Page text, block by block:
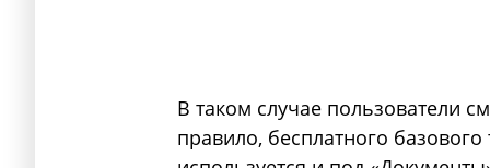
В таком случае пользователи
правило, бесплатного